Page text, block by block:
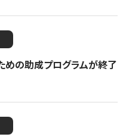
めの助成プログラムが終了